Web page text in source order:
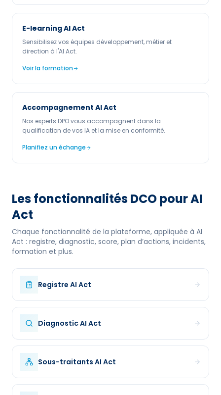
E-learning AI Act
Sensibilisez vos équipes développement, métier et
direction à l'AI Act.
Voir la formation
Accompagnement AI Act
Nos experts DPO vous accompagnent dans la
qualification de vos IA et la mise en conformité.
Planifiez un échange
Les fonctionnalités DCO pourAI
Act
Chaque fonctionnalité de la plateforme, appliquée à AI
Act : registre, diagnostic, score, plan d’actions, incidents,
formation et plus.
Registre AI Act
DiagnosticAI Act
Sous-traitants AI Act